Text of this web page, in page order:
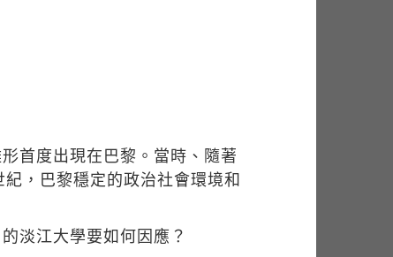
首度出現在巴黎。當時、隨著
，巴黎穩定的政治社會環境和
淡江大學要如何因應？